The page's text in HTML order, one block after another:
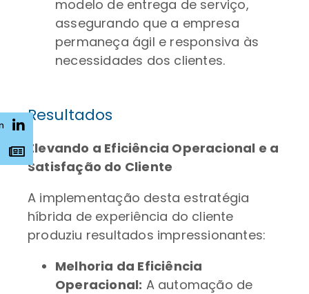
modelo de entrega de serviço,
assegurando que a empresa
permaneça ágil e responsiva às
necessidades dos clientes.
Resultados
Elevando a Eficiência Operacional e a
Satisfação do Cliente
A implementação desta estratégia
híbrida de experiência do cliente
produziu resultados impressionantes:
Melhoria da Eficiência
Operacional: A automação de